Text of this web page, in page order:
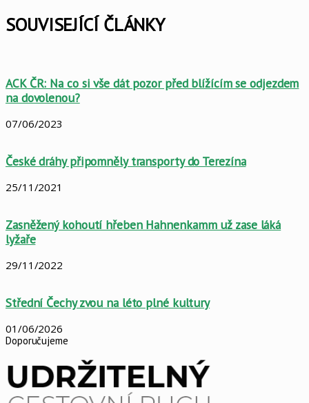
mailem
SOUVISEJÍCÍ ČLÁNKY
ACK ČR: Na co si vše dát pozor před blížícím se odjezdem
na dovolenou?
07/06/2023
České dráhy připomněly transporty do Terezína
25/11/2021
Zasněžený kohoutí hřeben Hahnenkamm už zase láká
lyžaře
29/11/2022
Střední Čechy zvou na léto plné kultury
01/06/2026
Doporučujeme